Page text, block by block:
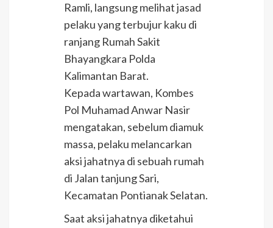
Ramli, langsung melihat jasad
pelaku yang terbujur kaku di
ranjang Rumah Sakit
Bhayangkara Polda
Kalimantan Barat.
Kepada wartawan, Kombes
Pol Muhamad Anwar Nasir
mengatakan, sebelum diamuk
massa, pelaku melancarkan
aksi jahatnya di sebuah rumah
di Jalan tanjung Sari,
Kecamatan Pontianak Selatan.
Saat aksi jahatnya diketahui